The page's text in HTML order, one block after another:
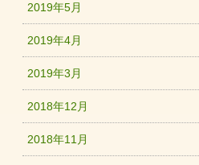
2019年5月
2019年4月
2019年3月
2018年12月
2018年11月